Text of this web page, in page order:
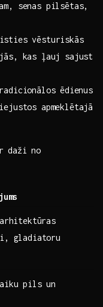
senas​ pilsētas,
vēsturiskās⁤
kas​ ļauj sajust
⁢ēdienus
apmeklētajā
‍daži⁢ no
⁣arhitektūras
gladiatoru
pils un